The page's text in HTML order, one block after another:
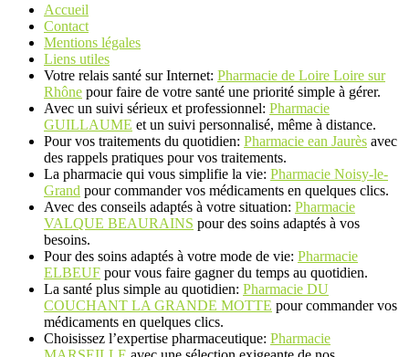
Accueil
Contact
Mentions légales
Liens utiles
Votre relais santé sur Internet: Pharmacie de Loire Loire sur
Rhône pour faire de votre santé une priorité simple à gérer.
Avec un suivi sérieux et professionnel: Pharmacie
GUILLAUME et un suivi personnalisé, même à distance.
Pour vos traitements du quotidien: Pharmacie ean Jaurès avec
des rappels pratiques pour vos traitements.
La pharmacie qui vous simplifie la vie: Pharmacie Noisy-le-
Grand pour commander vos médicaments en quelques clics.
Avec des conseils adaptés à votre situation: Pharmacie
VALQUE BEAURAINS pour des soins adaptés à vos
besoins.
Pour des soins adaptés à votre mode de vie: Pharmacie
ELBEUF pour vous faire gagner du temps au quotidien.
La santé plus simple au quotidien: Pharmacie DU
COUCHANT LA GRANDE MOTTE pour commander vos
médicaments en quelques clics.
Choisissez l’expertise pharmaceutique: Pharmacie